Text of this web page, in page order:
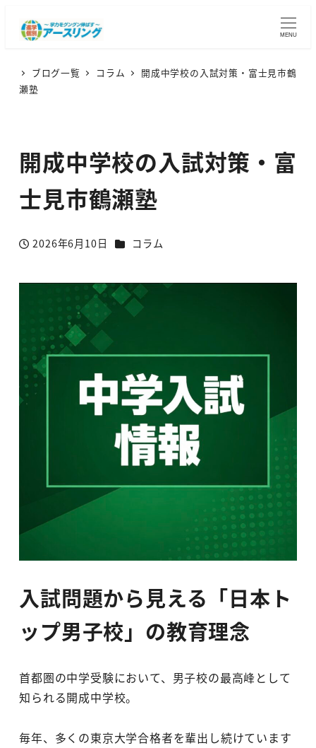
MENU
ブログ一覧 コラム
開成中学校の入試対策・富士見市鶴
瀬塾
開成中学校の入試対策・富
士見市鶴瀬塾
投稿日
2026年6月10日 カテゴリー
コラム
入試問題から見える「日本ト
ップ男子校」の教育理念
首都圏の中学受験において、男子校の最高峰として
知られる開成中学校。
毎年、多くの東京大学合格者を輩出し続けています